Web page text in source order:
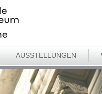
AUSSTELLUNGEN